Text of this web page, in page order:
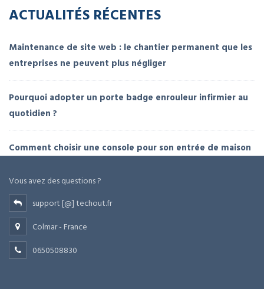
ACTUALITÉS RÉCENTES
Maintenance de site web : le chantier permanent que les
entreprises ne peuvent plus négliger
Pourquoi adopter un porte badge enrouleur infirmier au
quotidien ?
Comment choisir une console pour son entrée de maison
Vous avez des questions ?
support [@] techout.fr
Colmar - France
0650508830